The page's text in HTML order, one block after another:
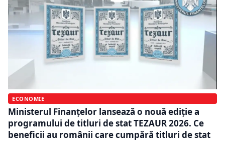
ECONOMIE
Ministerul Finanțelor lansează o nouă ediție a
programului de titluri de stat TEZAUR 2026. Ce
beneficii au românii care cumpără titluri de stat